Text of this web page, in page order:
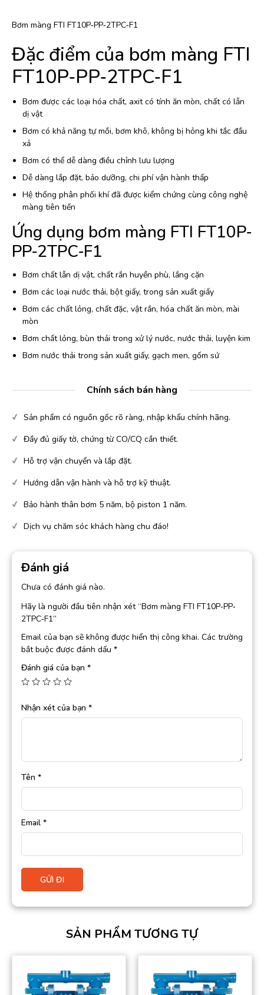
Bơm màng FTI FT10P‐PP‐2TPC‐F1
Đặc điểm của bơm màng FTI
FT10P‐PP‐2TPC‐F1
Bơm được các loại hóa chất, axit có tính ăn mòn, chất có lẫn
dị vật
Bơm có khả năng tự mồi, bơm khô, không bị hỏng khi tắc đầu
xả
Bơm có thể dễ dàng điều chỉnh lưu lượng
Dễ dàng lắp đặt, bảo dưỡng, chi phí vận hành thấp
Hệ thống phân phối khí đã được kiểm chứng cùng công nghệ
màng tiên tiến
Ứng dụng bơm màng FTI FT10P‐
PP‐2TPC‐F1
Bơm chất lẫn dị vật, chất rắn huyền phù, lắng cặn
Bơm các loại nước thải, bột giấy, trong sản xuất giấy
Bơm các chất lỏng, chất đặc, vật rắn, hóa chất ăn mòn, mài
mòn
Bơm chất lỏng, bùn thải trong xử lý nước, nước thải, luyện kim
Bơm nước thải trong sản xuất giấy, gạch men, gốm sứ
Chính sách bán hàng
Sản phẩm có nguồn gốc rõ ràng, nhập khẩu chính hãng.
Đầy đủ giấy tờ, chứng từ CO/CQ cần thiết.
Hỗ trợ vận chuyển và lắp đặt.
Hướng dẫn vận hành và hỗ trợ kỹ thuật.
Bảo hành thân bơm 5 năm, bộ piston 1 năm.
Dịch vụ chăm sóc khách hàng chu đáo!
Đánh giá
Chưa có đánh giá nào.
Hãy là người đầu tiên nhận xét “Bơm màng FTI FT10P‐PP‐
2TPC‐F1”
Email của bạn sẽ không được hiển thị công khai. Các trường
bắt buộc được đánh dấu *
Đánh giá của bạn *
Nhận xét của bạn *
Tên *
Email *
SẢN PHẨM TƯƠNG TỰ